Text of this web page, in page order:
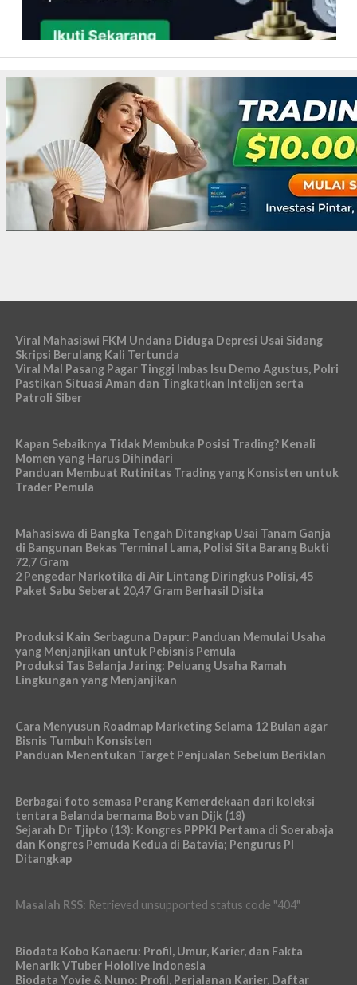
Viral Mahasiswi FKM Undana Diduga Depresi Usai Sidang
Skripsi Berulang Kali Tertunda
Viral Mal Pasang Pagar Tinggi Imbas Isu Demo Agustus, Polri
Pastikan Situasi Aman dan Tingkatkan Intelijen serta
Patroli Siber
Kapan Sebaiknya Tidak Membuka Posisi Trading? Kenali
Momen yang Harus Dihindari
Panduan Membuat Rutinitas Trading yang Konsisten untuk
Trader Pemula
Mahasiswa di Bangka Tengah Ditangkap Usai Tanam Ganja
di Bangunan Bekas Terminal Lama, Polisi Sita Barang Bukti
72,7 Gram
2 Pengedar Narkotika di Air Lintang Diringkus Polisi, 45
Paket Sabu Seberat 20,47 Gram Berhasil Disita
Produksi Kain Serbaguna Dapur: Panduan Memulai Usaha
yang Menjanjikan untuk Pebisnis Pemula
Produksi Tas Belanja Jaring: Peluang Usaha Ramah
Lingkungan yang Menjanjikan
Cara Menyusun Roadmap Marketing Selama 12 Bulan agar
Bisnis Tumbuh Konsisten
Panduan Menentukan Target Penjualan Sebelum Beriklan
Berbagai foto semasa Perang Kemerdekaan dari koleksi
tentara Belanda bernama Bob van Dijk (18)
Sejarah Dr Tjipto (13): Kongres PPPKI Pertama di Soerabaja
dan Kongres Pemuda Kedua di Batavia; Pengurus PI
Ditangkap
Masalah RSS: Retrieved unsupported status code "404"
Biodata Kobo Kanaeru: Profil, Umur, Karier, dan Fakta
Menarik VTuber Hololive Indonesia
Biodata Yovie & Nuno: Profil, Perjalanan Karier, Daftar